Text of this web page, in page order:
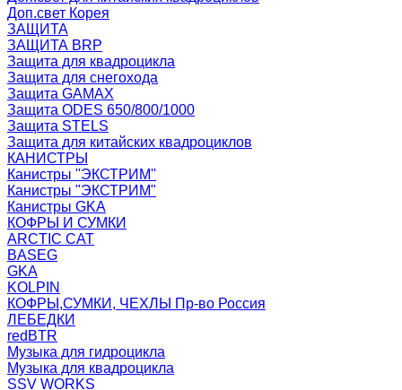
Доп.свет Корея
ЗАЩИТА
ЗАЩИТА BRP
Защита для квадроцикла
Защита для снегохода
Защита GAMAX
Защита ODES 650/800/1000
Защита STELS
Защита для китайских квадроциклов
КАНИСТРЫ
Канистры ''ЭКСТРИМ''
Канистры "ЭКСТРИМ"
Канистры GKA
КОФРЫ И СУМКИ
ARCTIC CAT
BASEG
GKA
KOLPIN
КОФРЫ,СУМКИ, ЧЕХЛЫ Пр-во Россия
ЛЕБЕДКИ
redBTR
Музыка для гидроцикла
Музыка для квадроцикла
SSV WORKS